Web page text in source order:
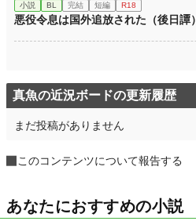
小説 BL 完結 短編 R18
悪役令息は国外追放された（後日譚）
真魚の近況ボードの更新履歴
まだ投稿がありません
このコンテンツについて報告する
あなたにおすすめの小説